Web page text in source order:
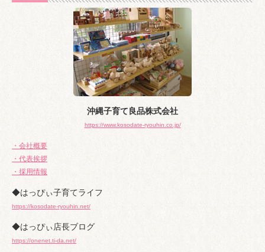
沖縄子育て良品株式会社
https://www.kosodate-ryouhin.co.jp/
・会社概要
・代表挨拶
・採用情報
◆はっぴぃ子育てライフ
https://kosodate-ryouhin.net/
◆はっぴぃ店長ブログ
https://onenet.ti-da.net/